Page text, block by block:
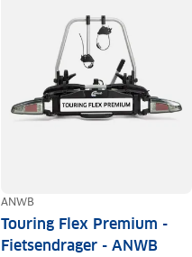
ANWB
Touring Flex Premium -
Fietsendrager - ANWB